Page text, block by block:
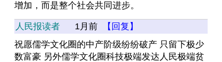
增加，而是整个社会共同进步。
人民报读者 1月前
【回复】
祝愿儒学文化圈的中产阶级纷纷破产 只留下极少
数富豪 另外儒学文化圈科技极端发达人民极端贫